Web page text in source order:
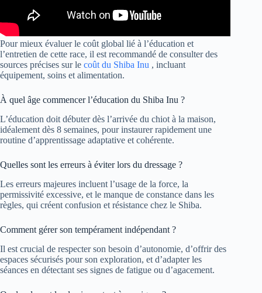
Pour mieux évaluer le coût global lié à l’éducation et
l’entretien de cette race, il est recommandé de consulter des
sources précises sur le coût du Shiba Inu , incluant
équipement, soins et alimentation.
À quel âge commencer l’éducation du Shiba Inu ?
L’éducation doit débuter dès l’arrivée du chiot à la maison,
idéalement dès 8 semaines, pour instaurer rapidement une
routine d’apprentissage adaptative et cohérente.
Quelles sont les erreurs à éviter lors du dressage ?
Les erreurs majeures incluent l’usage de la force, la
permissivité excessive, et le manque de constance dans les
règles, qui créent confusion et résistance chez le Shiba.
Comment gérer son tempérament indépendant ?
Il est crucial de respecter son besoin d’autonomie, d’offrir des
espaces sécurisés pour son exploration, et d’adapter les
séances en détectant ses signes de fatigue ou d’agacement.